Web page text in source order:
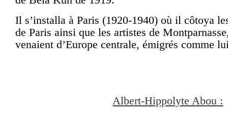
Il s’installa à Paris (1920-1940) où il côtoya
de Paris ainsi que les artistes de Montparnasse
venaient d’Europe centrale, émigrés comme
Albert-Hippolyte Abou :